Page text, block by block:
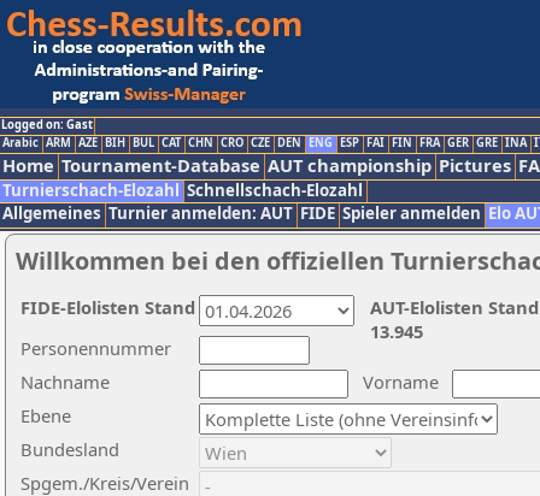
Logged on: Gast
Arabic ARM AZE BIH BUL CAT CHN CRO CZE DEN ENG ESP FAI FIN FRA GER GRE INA
Home Tournament-Database AUT championship Pictures
Turnierschach-Elozahl Schnellschach-Elozahl
Allgemeines Turnier anmelden: AUT FIDE Spieler anmelden Elo
Willkommen bei den offiziellen
Nachname
Vorname
Ebene
Personennummer
Bundesland
Spgem./Kreis/Verein
AUT-Elolisten
13.945
FIDE-Elolisten Stand